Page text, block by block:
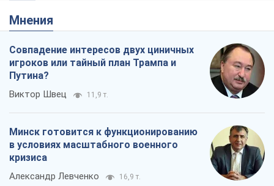
Мнения
Совпадение интересов двух циничных
игроков или тайный план Трампа и
Путина?
Виктор Швец 11,9 т.
Минск готовится к функционированию
в условиях масштабного военного
кризиса
Александр Левченко 16,9 т.